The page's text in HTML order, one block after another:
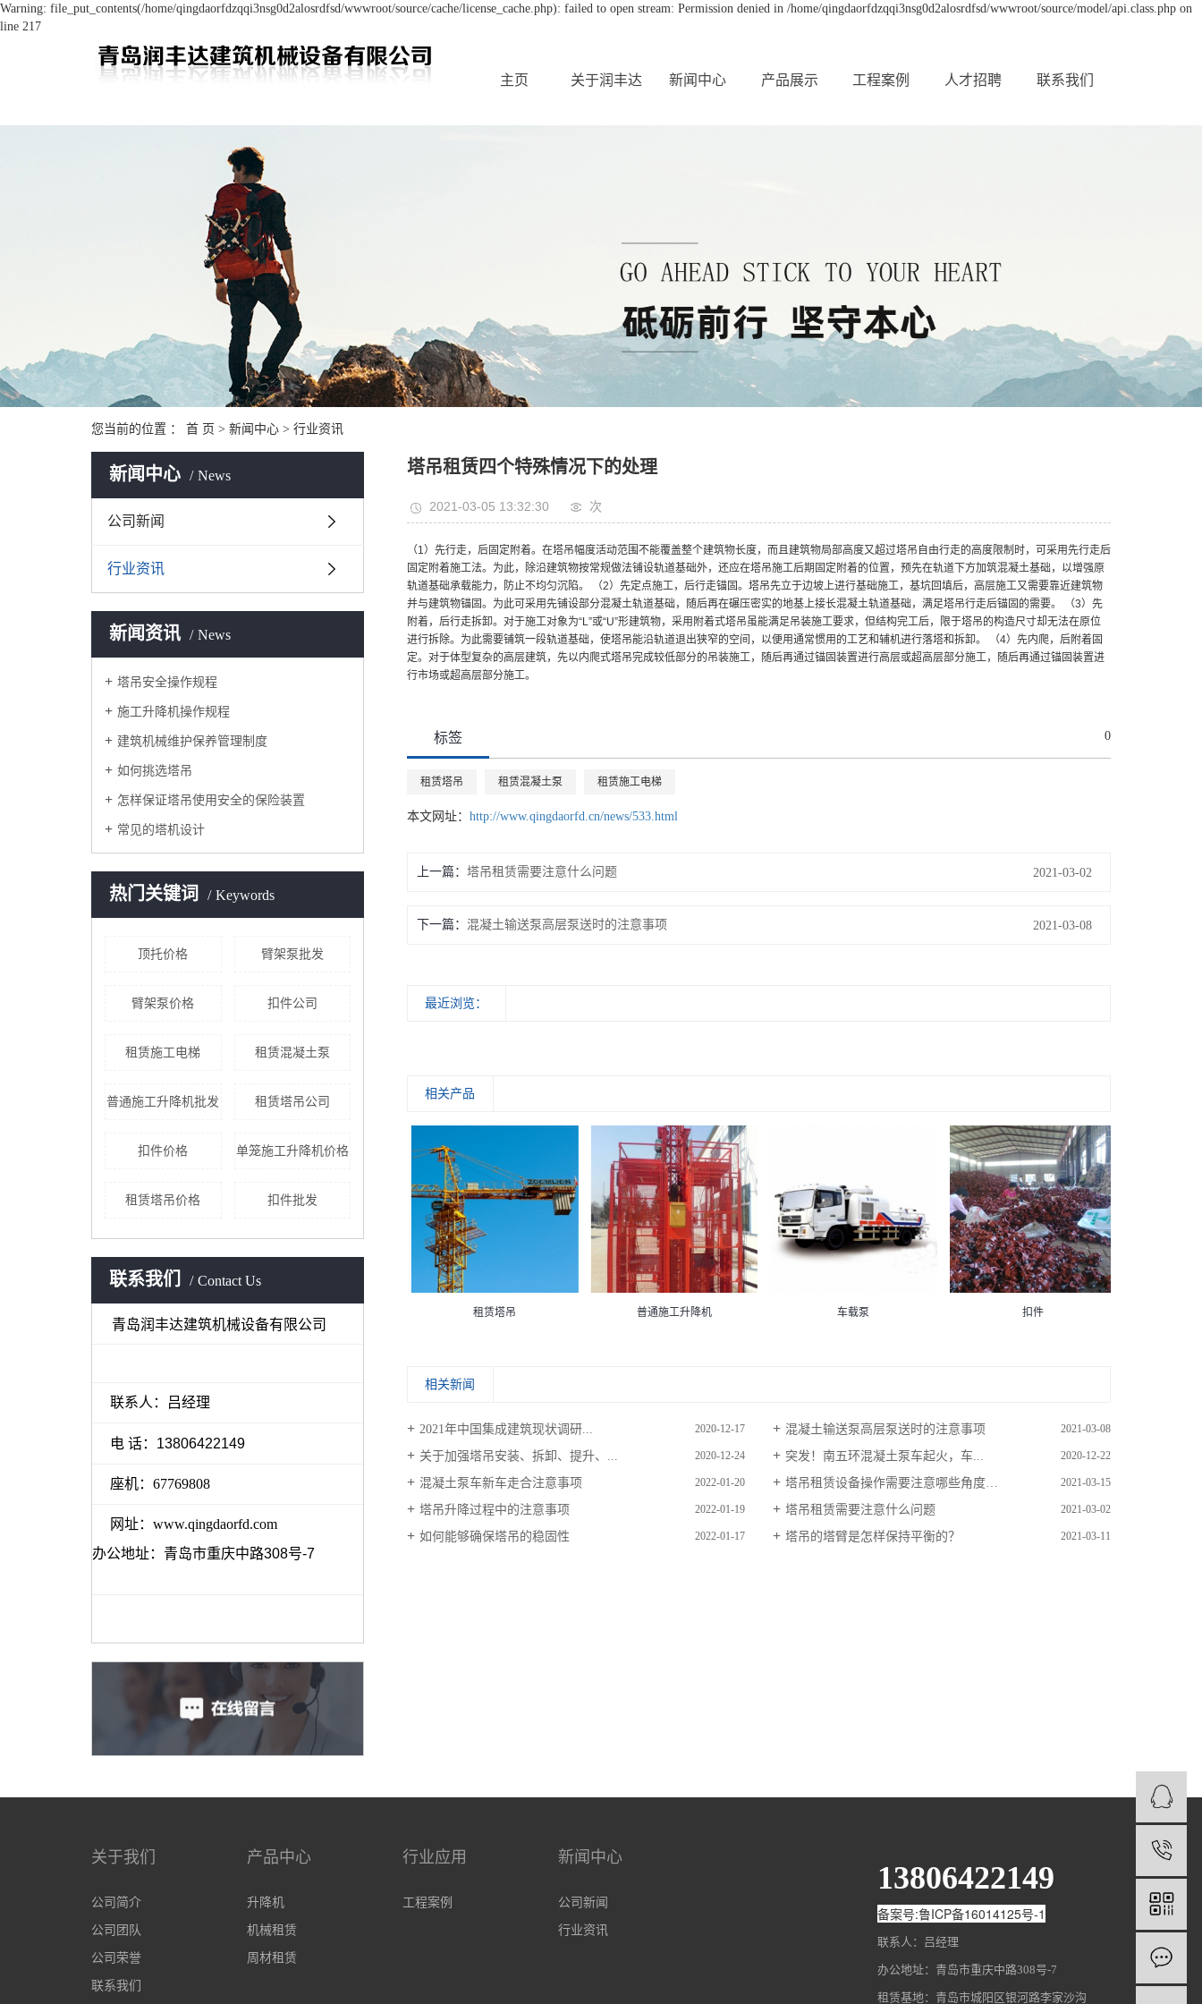
Warning: file_put_contents(/home/qingdaorfdzqqi3nsg0d2alosrdfsd/wwwroot/source/cache/license_cache.php): failed to open stream: Permission denied in /home/qingdaorfdzqqi3nsg0d2alosrdfsd/wwwroot/source/model/api.class.php on
line 217
主页 关于润丰达 新闻中心 产品展示 工程案例 人才招聘 联系我们
您当前的位置 ： 首 页 > 新闻中心 > 行业资讯
新闻中心 News
公司新闻
行业资讯
新闻资讯 News
塔吊安全操作规程
施工升降机操作规程
建筑机械维护保养管理制度
如何挑选塔吊
怎样保证塔吊使用安全的保险装置
常见的塔机设计
热门关键词 Keywords
顶托价格 臂架泵批发
臂架泵价格 扣件公司
租赁施工电梯 租赁混凝土泵
普通施工升降机批发 租赁塔吊公司
扣件价格 单笼施工升降机价格
租赁塔吊价格 扣件批发
联系我们 Contact Us
青岛润丰达建筑机械设备有限公司
联系人：吕经理
电 话： 13806422149
座机：67769808
网址：www.qingdaorfd.com
办公地址：青岛市重庆中路308号-7
塔吊租赁四个特殊情况下的处理
2021-03-05 13:32:30 次
（1）先行走，后固定附着。在塔吊幅度活动范围不能覆盖整个建筑物长度，而且建筑物局部高度又超过塔吊自由行走的高度限制时，可采用先行走后
固定附着施工法。为此，除沿建筑物按常规做法铺设轨道基础外，还应在塔吊施工后期固定附着的位置，预先在轨道下方加筑混凝土基础，以增强原
轨道基础承载能力，防止不均匀沉陷。 （2）先定点施工，后行走锚固。塔吊先立于边坡上进行基础施工，基坑回填后，高层施工又需要靠近建筑物
并与建筑物锚固。为此可采用先铺设部分混凝土轨道基础，随后再在碾压密实的地基上接长混凝土轨道基础，满足塔吊行走后锚固的需要。 （3）先
附着，后行走拆卸。对于施工对象为“L”或“U”形建筑物，采用附着式塔吊虽能满足吊装施工要求，但结构完工后，限于塔吊的构造尺寸却无法在原位
进行拆除。为此需要铺筑一段轨道基础，使塔吊能沿轨道退出狭窄的空间，以便用通常惯用的工艺和辅机进行落塔和拆卸。 （4）先内爬，后附着固
定。对于体型复杂的高层建筑，先以内爬式塔吊完成较低部分的吊装施工，随后再通过锚固装置进行高层或超高层部分施工，随后再通过锚固装置进
行市场或超高层部分施工。
标签 0
租赁塔吊 租赁混凝土泵 租赁施工电梯
本文网址： http://www.qingdaorfd.cn/news/533.html
上一篇： 塔吊租赁需要注意什么问题 2021-03-02
下一篇： 混凝土输送泵高层泵送时的注意事项 2021-03-08
最近浏览：
相关产品
租赁塔吊
普通施工升降机 车载泵 扣件
相关新闻
2021年中国集成建筑现状调研... 2020-12-17 混凝土输送泵高层泵送时的注意事项 2021-03-08
关于加强塔吊安装、拆卸、提升、... 2020-12-24 突发！南五环混凝土泵车起火，车... 2020-12-22
混凝土泵车新车走合注意事项 2022-01-20 塔吊租赁设备操作需要注意哪些角度问题 2021-03-15
塔吊升降过程中的注意事项 2022-01-19 塔吊租赁需要注意什么问题 2021-03-02
如何能够确保塔吊的稳固性 2022-01-17 塔吊的塔臂是怎样保持平衡的？ 2021-03-11
关于我们
公司简介
公司团队
公司荣誉
联系我们
产品中心
升降机
机械租赁
周材租赁
行业应用
工程案例
新闻中心
公司新闻
行业资讯
13806422149
备案号:鲁ICP备16014125号-1
联系人：吕经理
办公地址：青岛市重庆中路308号-7
租赁基地：青岛市城阳区银河路李家沙沟